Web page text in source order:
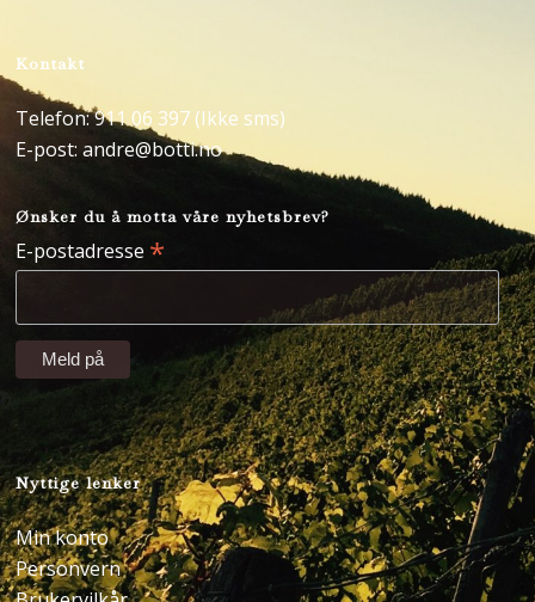
Kontakt
Telefon: 911 06 397 (Ikke sms)
E-post:andre@botti.no
Ønsker du å motta våre nyhetsbrev?
E-postadresse *
Nyttige lenker
Min konto
Personvern